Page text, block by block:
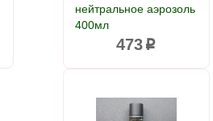
нейтральное аэрозоль
400мл
473 p